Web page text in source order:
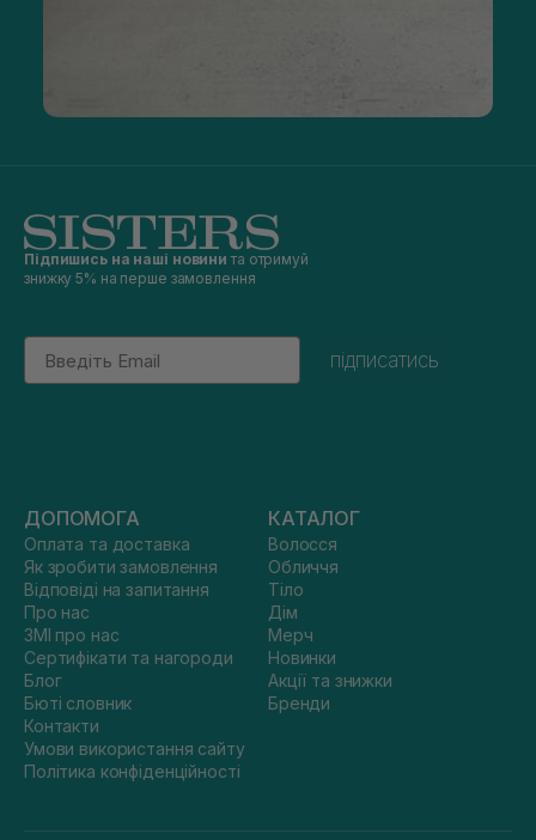
Підпишись на наші новини та отримуй
знижку 5% на перше замовлення
Email
підписатись
ДОПОМОГА
Оплата та доставка
Як зробити замовлення
Відповіді на запитання
Про нас
ЗМІ про нас
Сертифікати та нагороди
Блог
Бюті словник
Контакти
Умови використання сайту
Політика конфіденційності
КАТАЛОГ
Волосся
Обличчя
Тіло
Дім
Мерч
Новинки
Акції та знижки
Бренди